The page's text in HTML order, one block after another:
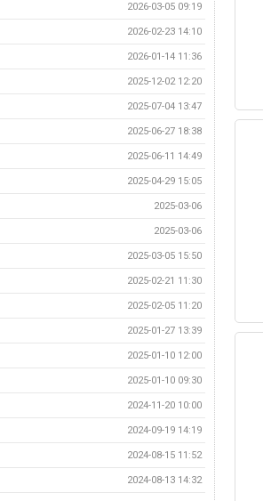
2026-03-05 09:19
2026-02-23 14:10
2026-01-14 11:36
2025-12-02 12:20
2025-07-04 13:47
2025-06-27 18:38
2025-06-11 14:49
2025-04-29 15:05
2025-03-06
2025-03-06
2025-03-05 15:50
2025-02-21 11:30
2025-02-05 11:20
2025-01-27 13:39
2025-01-10 12:00
2025-01-10 09:30
2024-11-20 10:00
2024-09-19 14:19
2024-08-15 11:52
2024-08-13 14:32